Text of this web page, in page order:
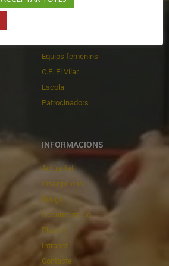
Primer equip masculí
Equips femenins
C.E. El Vilar
Escola
Patrocinadors
INFORMACIONS
Actualitat
Inscripcions
Botiga
Documentació
Playoff
Intranet
Contacte